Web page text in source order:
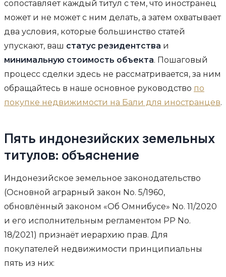
сопоставляет каждый титул с тем, что иностранец
может и не может с ним делать, а затем охватывает
два условия, которые большинство статей
упускают, ваш статус резидентства и
минимальную стоимость объекта. Пошаговый
процесс сделки здесь не рассматривается, за ним
обращайтесь в наше основное руководство по
покупке недвижимости на Бали для иностранцев.
Пять индонезийских земельных
титулов: объяснение
Индонезийское земельное законодательство
(Основной аграрный закон No. 5/1960,
обновлённый законом «Об Омнибусе» No. 11/2020
и его исполнительным регламентом PP No.
18/2021) признаёт иерархию прав. Для
покупателей недвижимости принципиальны
пять из них: